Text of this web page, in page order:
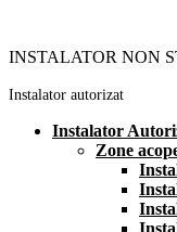
INSTALATOR NON
Instalator autorizat
Instalator
Zone